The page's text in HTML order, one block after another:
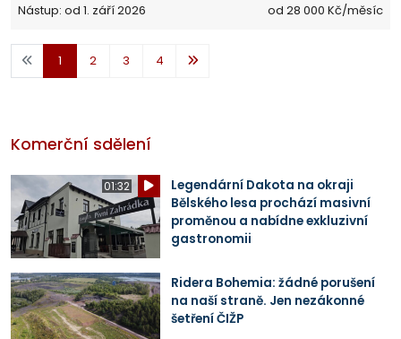
Nástup: od 1. září 2026
od 28 000 Kč/měsíc
1 2 3 4
Komerční sdělení
01:32
Legendární Dakota na okraji
Bělského lesa prochází masivní
proměnou a nabídne exkluzivní
gastronomii
Ridera Bohemia: žádné porušení
na naší straně. Jen nezákonné
šetření ČIŽP